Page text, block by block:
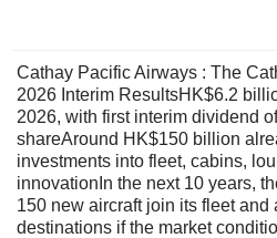
Cathay Pacific Airways : The
2026 Interim ResultsHK$6.2
2026, with first interim dividend
shareAround HK$150 billion
investments into fleet, cabins,
innovationIn the next 10 years,
150 new aircraft join its fleet
destinations if the market